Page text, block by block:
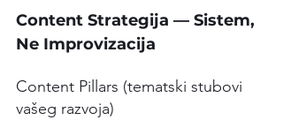
Content Strategija — Sistem,
Ne Improvizacija
Content Pillars (tematski stubovi
vašeg razvoja)